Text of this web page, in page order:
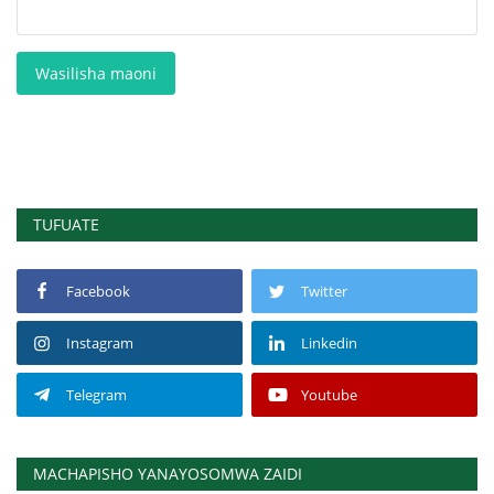
Wasilisha maoni
TUFUATE
Facebook Twitter
Instagram Linkedin
Telegram Youtube
MACHAPISHO YANAYOSOMWA ZAIDI